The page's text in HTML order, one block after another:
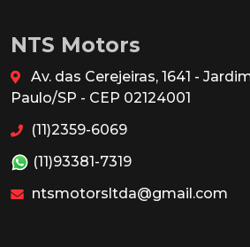
NTS Motors
Av. das Cerejeiras, 1641 -
Paulo/SP - CEP 02124001
(11)2359-6069
(11)93381-7319
ntsmotorsltda@gmail.com